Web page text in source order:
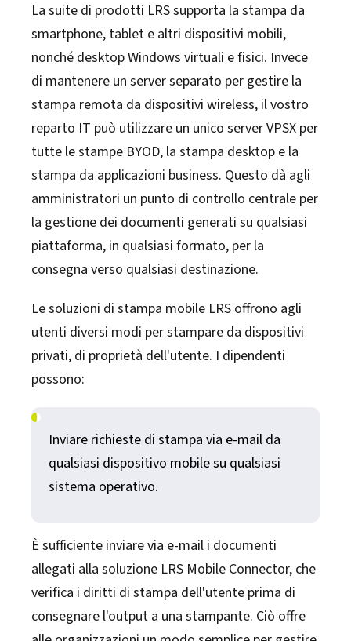
La suite di prodotti LRS supporta la stampa da
smartphone, tablet e altri dispositivi mobili,
nonché desktop Windows virtuali e fisici. Invece
di mantenere un server separato per gestire la
stampa remota da dispositivi wireless, il vostro
reparto IT può utilizzare un unico server VPSX per
tutte le stampe BYOD, la stampa desktop e la
stampa da applicazioni business. Questo dà agli
amministratori un punto di controllo centrale per
la gestione dei documenti generati su qualsiasi
piattaforma, in qualsiasi formato, per la
consegna verso qualsiasi destinazione.
Le soluzioni di stampa mobile LRS offrono agli
utenti diversi modi per stampare da dispositivi
privati, di proprietà dell'utente. I dipendenti
possono:
Inviare richieste di stampa via e-mail da
qualsiasi dispositivo mobile su qualsiasi
sistema operativo.
È sufficiente inviare via e-mail i documenti
allegati alla soluzione LRS Mobile Connector, che
verifica i diritti di stampa dell'utente prima di
consegnare l'output a una stampante. Ciò offre